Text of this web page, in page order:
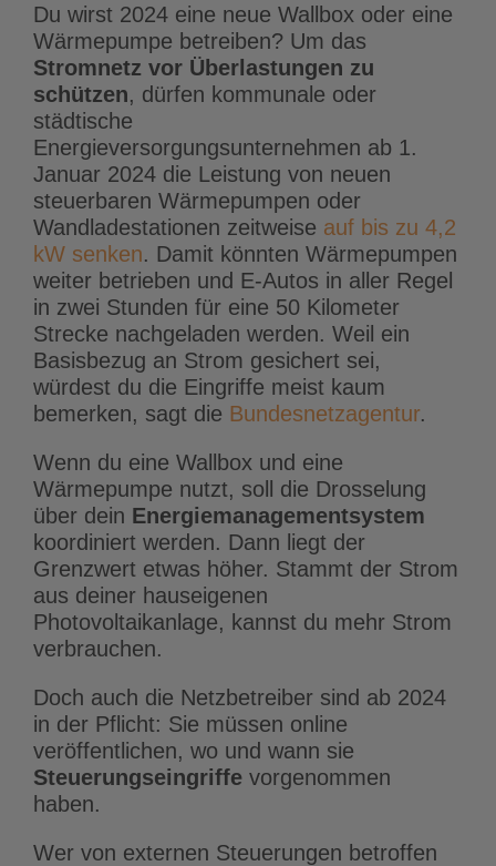
Du wirst 2024 eine neue Wallbox oder eine
Wärmepumpe betreiben? Um das
Stromnetz vor Überlastungen zu
schützen, dürfen kommunale oder
städtische
Energieversorgungsunternehmen ab 1.
Januar 2024 die Leistung von neuen
steuerbaren Wärmepumpen oder
Wandladestationen zeitweise auf bis zu 4,2
kW senken. Damit könnten Wärmepumpen
weiter betrieben und E-Autos in aller Regel
in zwei Stunden für eine 50 Kilometer
Strecke nachgeladen werden. Weil ein
Basisbezug an Strom gesichert sei,
würdest du die Eingriffe meist kaum
bemerken, sagt die Bundesnetzagentur.
Wenn du eine Wallbox und eine
Wärmepumpe nutzt, soll die Drosselung
über dein Energiemanagementsystem
koordiniert werden. Dann liegt der
Grenzwert etwas höher. Stammt der Strom
aus deiner hauseigenen
Photovoltaikanlage, kannst du mehr Strom
verbrauchen.
Doch auch die Netzbetreiber sind ab 2024
in der Pflicht: Sie müssen online
veröffentlichen, wo und wann sie
Steuerungseingriffevorgenommen
haben.
Wer von externen Steuerungen betroffen